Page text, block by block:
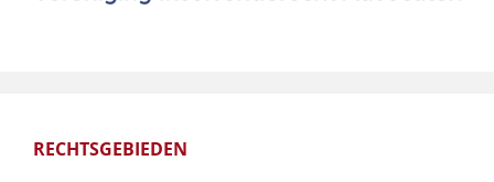
RECHTSGEBIEDEN